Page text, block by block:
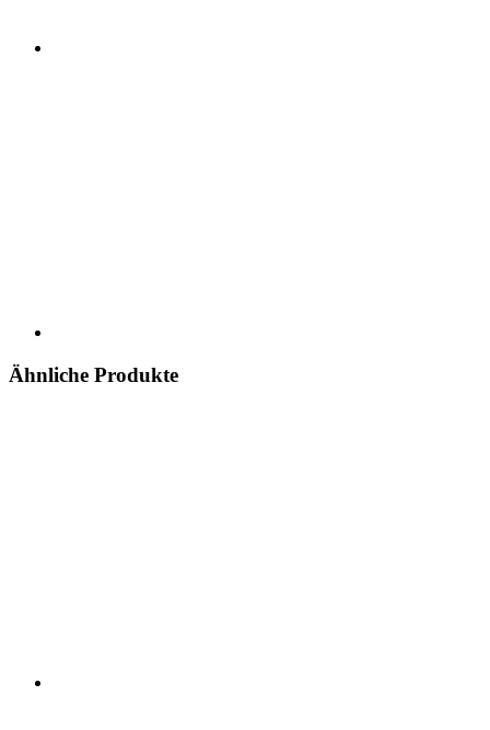
Ähnliche Produkte